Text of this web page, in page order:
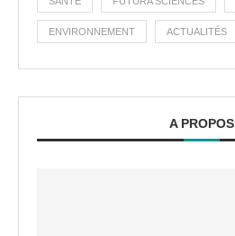
ENVIRONNEMENT ACTUALITÉS
A PROPOS